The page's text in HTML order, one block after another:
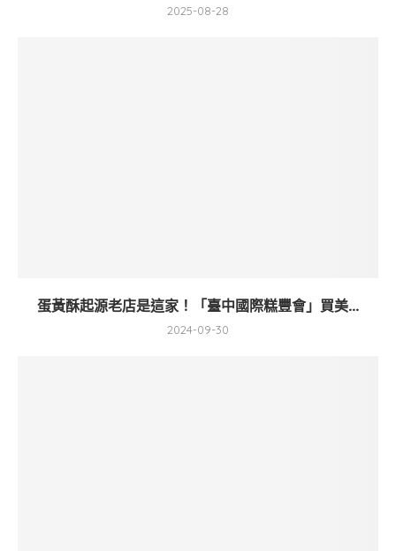
2025-08-28
蛋黃酥起源老店是這家！「臺中國際糕豐會」買美...
2024-09-30